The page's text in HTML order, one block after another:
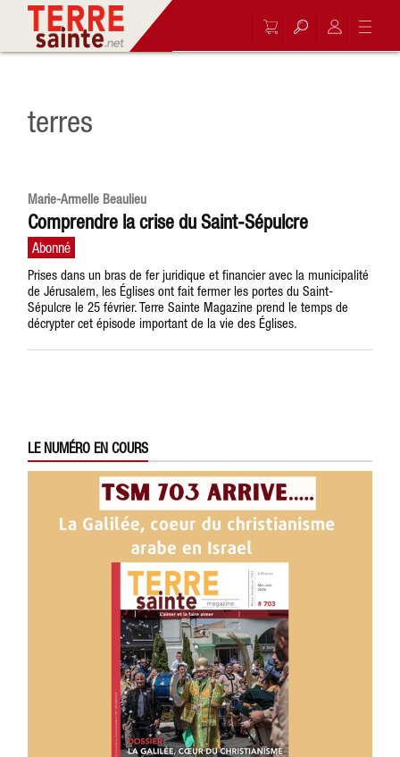
terres
Marie-Armelle Beaulieu
Comprendre la crise du Saint-Sépulcre
Prises dans un bras de fer juridique et financier avec la municipalité
de Jérusalem, les Églises ont fait fermer les portes du Saint-
Sépulcre le 25 février. Terre Sainte Magazine prend le temps de
décrypter cet épisode important de la vie des Églises.
LE NUMÉRO EN COURS